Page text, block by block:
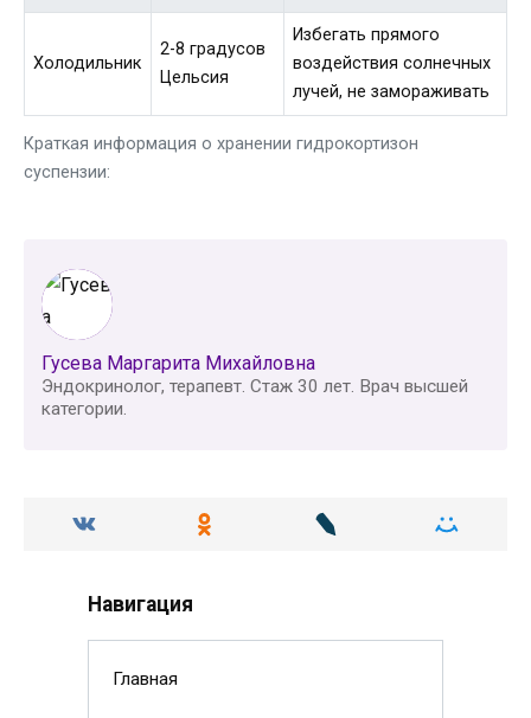
Краткая информация о хранении гидрокортизон
суспензии:
Холодильник
2-8 градусов
Цельсия
Избегать прямого
воздействия солнечных
лучей, не замораживать
Гусева Маргарита Михайловна
Эндокринолог, терапевт. Стаж 30 лет. Врач высшей
категории.
Навигация
Главная